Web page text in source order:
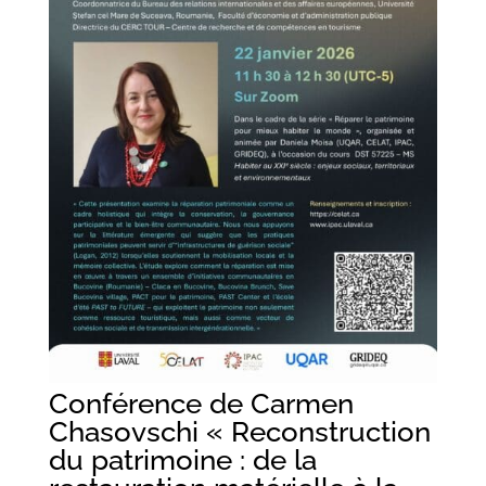
Conférence de Carmen
Chasovschi « Reconstruction
du patrimoine : de la